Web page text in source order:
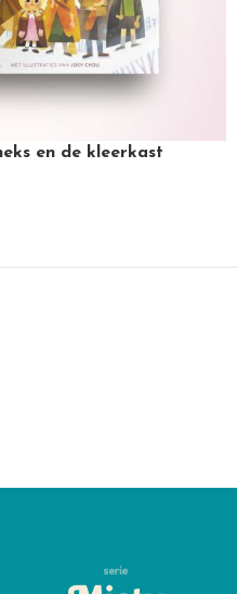
en de kleerkast